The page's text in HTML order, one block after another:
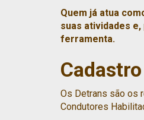
Quem já atua
suas atividades
ferramenta.
Os Detrans são os
Condutores